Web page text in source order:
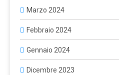
Marzo 2024
Febbraio 2024
Gennaio 2024
Dicembre 2023